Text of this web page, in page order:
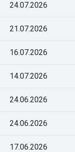
24.07.2026
21.07.2026
16.07.2026
14.07.2026
24.06.2026
24.06.2026
17.06.2026